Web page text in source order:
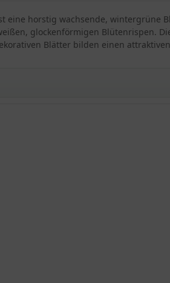
eine horstig wachsende,
glockenförmigen Blütenrispen.
Blätter bilden einen